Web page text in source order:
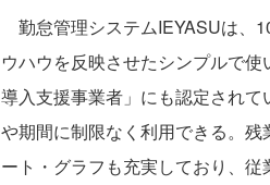
勤怠管理システムIEYASUは、
ウハウを反映させたシンプルで
導入支援事業者」にも認定され
や期間に制限なく利用できる。
ート・グラフも充実しており、